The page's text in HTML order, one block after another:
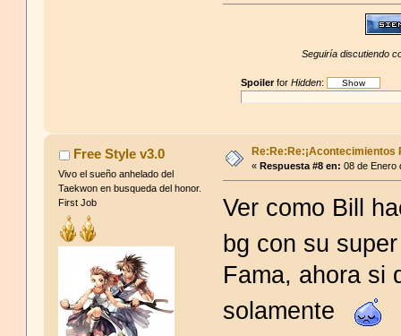
Seguiría discutiendo
SpoilerforHidden:
Free Style v3.0
Vivo el sueño anhelado del
Taekwon en busqueda del honor.
First Job
Re:Re:Re:¡Acontecimientos
« Respuesta #8 en: 08 de Enero
Ver como Bill
bg con su
Fama, ahora si
solamente